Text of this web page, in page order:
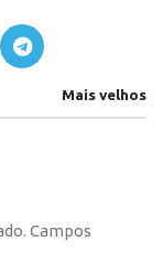
Mais velhos
Campos